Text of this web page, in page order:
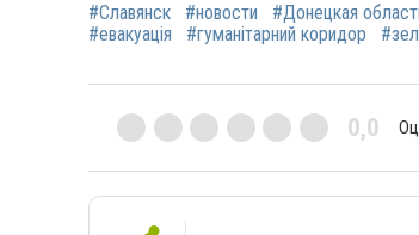
#Славянск #новости #Донецкая
#евакуація
#гуманітарний коридор
0,0